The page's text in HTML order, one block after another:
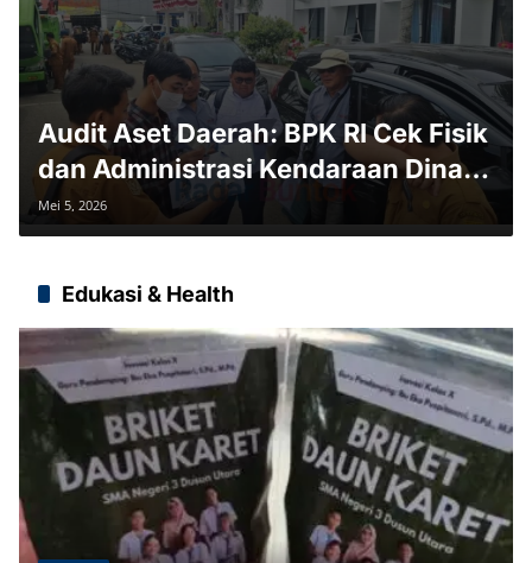
Audit Aset Daerah: BPK RI Cek Fisik
dan Administrasi Kendaraan Dinas
Barsel
Mei 5, 2026
Edukasi & Health